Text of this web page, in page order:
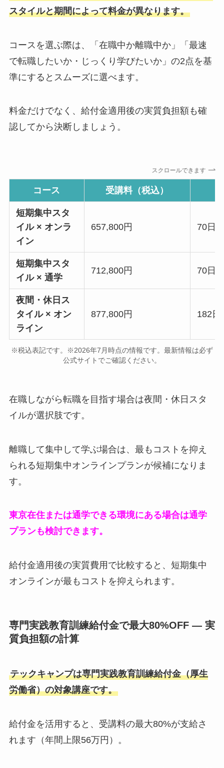
スタイルと期間によって料金が異なります。
コースを選ぶ際は、「在職中か離職中か」「最速
で転職したいか・じっくり学びたいか」の2点を基
準にするとスムーズに選べます。
料金だけでなく、給付金適用後の実質負担額も確
認してから決断しましょう。
スクロールできます
コース 受講料（税込）
短期集中スタ
イル × オンラ
イン
657,800円 70日
短期集中スタ
イル × 通学
712,800円 70日
夜間・休日ス
タイル × オン
ライン
877,800円 182日
※税込表記です。※2026年7月時点の情報です。最新情報は必ず
公式サイトでご確認ください。
在職しながら転職を目指す場合は夜間・休日スタ
イルが選択肢です。
離職して集中して学ぶ場合は、最もコストを抑え
られる短期集中オンラインプランが候補になりま
す。
東京在住または通学できる環境にある場合は通学
プランも検討できます。
給付金適用後の実質費用で比較すると、短期集中
オンラインが最もコストを抑えられます。
専門実践教育訓練給付金で最大80%OFF — 実
質負担額の計算
テックキャンプは専門実践教育訓練給付金（厚生
労働省）の対象講座です。
給付金を活用すると、受講料の最大80%が支給さ
れます（年間上限56万円）。